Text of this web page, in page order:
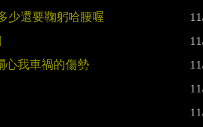
少還要鞠躬哈腰喔
心我車禍的傷勢